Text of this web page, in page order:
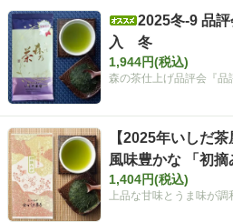
ださい✨ インスタグラム @i
shidachaya 商品サイト http
s://www.ishida-chaya.com/k
okuuma/ #PR#いしだ茶屋 #
タイアップ#静岡割#濃旨緑
茶ティーバッグ
2025冬-9 品
入 冬
1,944円(税込)
森の茶仕上げ品評会『品
【2025年いしだ
風味豊かな 「初摘
1,404円(税込)
上品な甘味とうま味が調